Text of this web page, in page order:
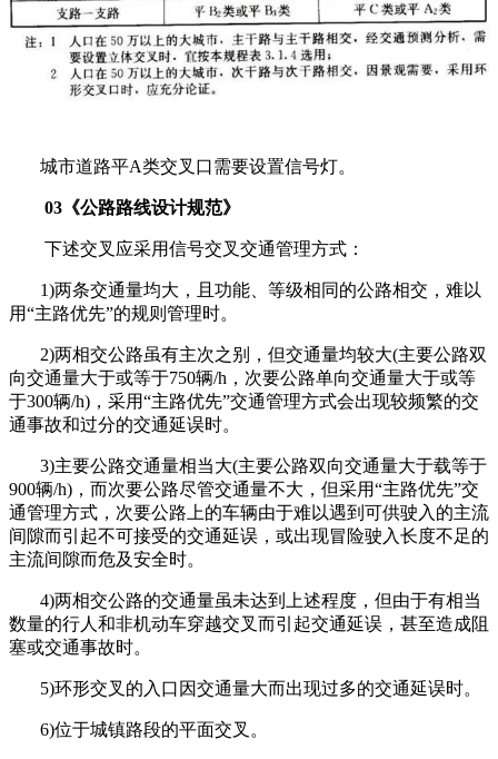
城市道路平A类交叉口需要设置信号灯。
03《公路路线设计规范》
下述交叉应采用信号交叉交通管理方式：
1)两条交通量均大，且功能、等级相同的公路相交，难以
用“主路优先”的规则管理时。
2)两相交公路虽有主次之别，但交通量均较大(主要公路双
向交通量大于或等于750辆/h，次要公路单向交通量大于或等
于300辆/h)，采用“主路优先”交通管理方式会出现较频繁的交
通事故和过分的交通延误时。
3)主要公路交通量相当大(主要公路双向交通量大于载等于
900辆/h)，而次要公路尽管交通量不大，但采用“主路优先”交
通管理方式，次要公路上的车辆由于难以遇到可供驶入的主流
间隙而引起不可接受的交通延误，或出现冒险驶入长度不足的
主流间隙而危及安全时。
4)两相交公路的交通量虽未达到上述程度，但由于有相当
数量的行人和非机动车穿越交叉而引起交通延误，甚至造成阻
塞或交通事故时。
5)环形交叉的入口因交通量大而出现过多的交通延误时。
6)位于城镇路段的平面交叉。